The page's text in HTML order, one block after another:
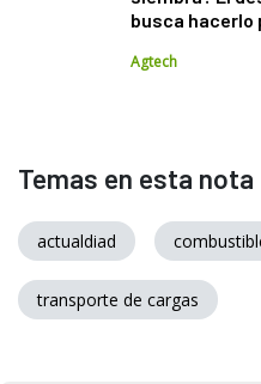
busca hacerlo
Agtech
Temas en esta nota
actualdiad
transporte de cargas